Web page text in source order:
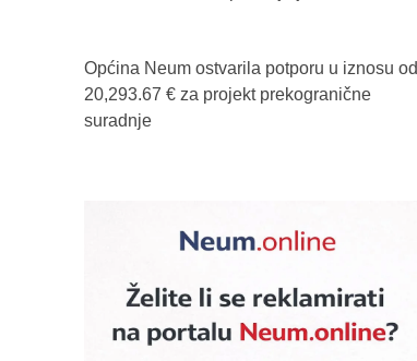
Općina Neum ostvarila potporu u iznosu od
20,293.67 € za projekt prekogranične
suradnje